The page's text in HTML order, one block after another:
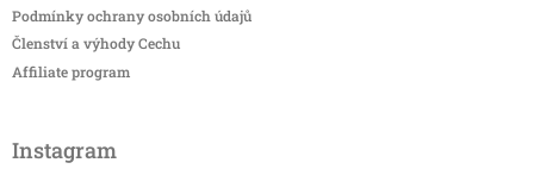
Podmínky ochrany osobních údajů
Členství a výhody Cechu
Affiliate program
Instagram